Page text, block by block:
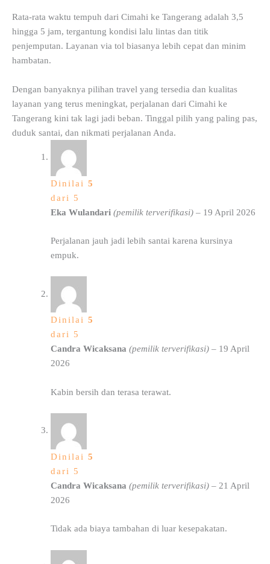
Rata-rata waktu tempuh dari Cimahi ke Tangerang adalah 3,5
hingga 5 jam, tergantung kondisi lalu lintas dan titik
penjemputan. Layanan via tol biasanya lebih cepat dan minim
hambatan.
Dengan banyaknya pilihan travel yang tersedia dan kualitas
layanan yang terus meningkat, perjalanan dari Cimahi ke
Tangerang kini tak lagi jadi beban. Tinggal pilih yang paling pas,
duduk santai, dan nikmati perjalanan Anda.
Dinilai 5
dari 5
Eka Wulandari (pemilik terverifikasi) – 19 April 2026
Perjalanan jauh jadi lebih santai karena kursinya
empuk.
Dinilai 5
dari 5
Candra Wicaksana (pemilik terverifikasi) – 19 April
2026
Kabin bersih dan terasa terawat.
Dinilai 5
dari 5
Candra Wicaksana (pemilik terverifikasi) – 21 April
2026
Tidak ada biaya tambahan di luar kesepakatan.